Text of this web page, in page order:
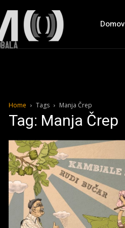
Domov
Home Tags Manja Črep
Tag: Manja Črep